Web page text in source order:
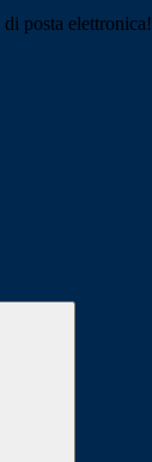
posta elettronica!